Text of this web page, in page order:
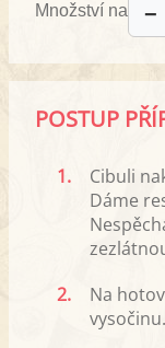
Množství na −
POSTUP
1.
Cibuli
Dáme
2.
Na
vysočinu.